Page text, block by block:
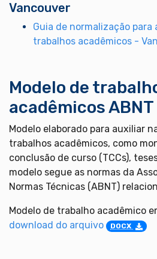
Vancouver
Guia de normalização para
trabalhos acadêmicos -
Modelo de
acadêmicos ABNT
Modelo elaborado para auxiliar
trabalhos acadêmicos, como
conclusão de curso (TCCs),
modelo segue as normas da
Normas Técnicas (ABNT)
Modelo de trabalho acadêmico
download do arquivo
DOCX